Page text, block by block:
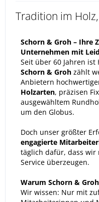
Tradition im
Schorn & Groh – Ihre
Unternehmen mit
Seit über 60 Jahren ist
Schorn & Groh zählt
Anbietern
Holzarten, präzisen
ausgewähltem
um den Globus.
Doch unser größter
engagierte
täglich dafür, dass
Service überzeugen.
Warum Schorn &
Wir wissen: Nur mit